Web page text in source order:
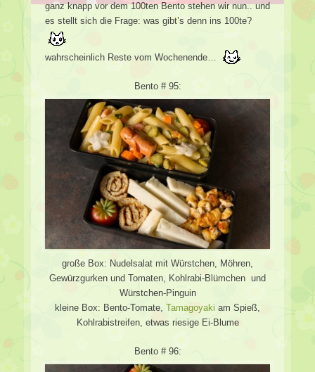
ganz knapp vor dem 100ten Bento stehen wir nun.. und
es stellt sich die Frage: was gibt’s denn ins 100te?
wahrscheinlich Reste vom Wochenende…
Bento # 95:
große Box: Nudelsalat mit Würstchen, Möhren,
Gewürzgurken und Tomaten, Kohlrabi-Blümchen und
Würstchen-Pinguin
kleine Box: Bento-Tomate, Tamagoyaki am Spieß,
Kohlrabistreifen, etwas riesige Ei-Blume
Bento # 96: